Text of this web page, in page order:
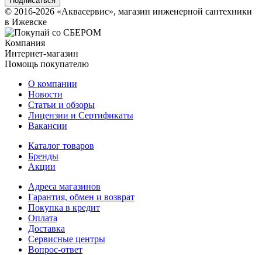
© 2016-2026 «Аквасервис», магазин инженерной сантехники
в Ижевске
Компания
Интернет-магазин
Помощь покупателю
О компании
Новости
Статьи и обзоры
Лицензии и Сертификаты
Вакансии
Каталог товаров
Бренды
Акции
Адреса магазинов
Гарантия, обмен и возврат
Покупка в кредит
Оплата
Доставка
Сервисные центры
Вопрос-ответ